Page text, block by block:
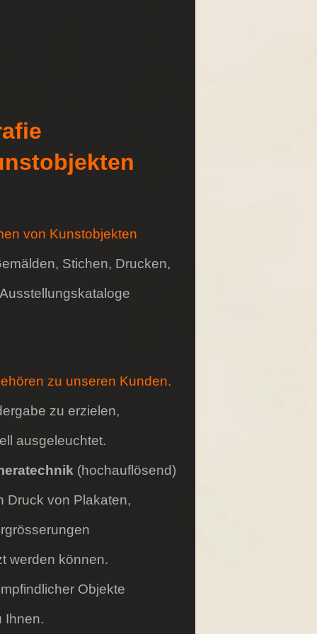
von Kunstobjekten
Stichen, Drucken,
zu unseren Kunden.
zu erzielen,
ausgeleuchtet.
(hochauflösend)
Druck von Plakaten,
werden können.
Objekte
Ihnen.